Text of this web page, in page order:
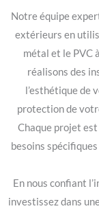
Notre équipe
extérieurs en
métal et le PVC
réalisons des
l’esthétique de
protection de
Chaque projet
besoins
En nous confiant
investissez dans